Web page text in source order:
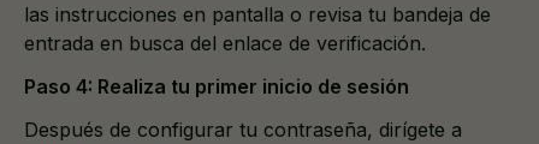
las instrucciones en pantalla o revisa tu bandeja de
entrada en busca del enlace de verificación.
Paso 4: Realiza tu primer inicio de sesión
Después de configurar tu contraseña, dirígete a